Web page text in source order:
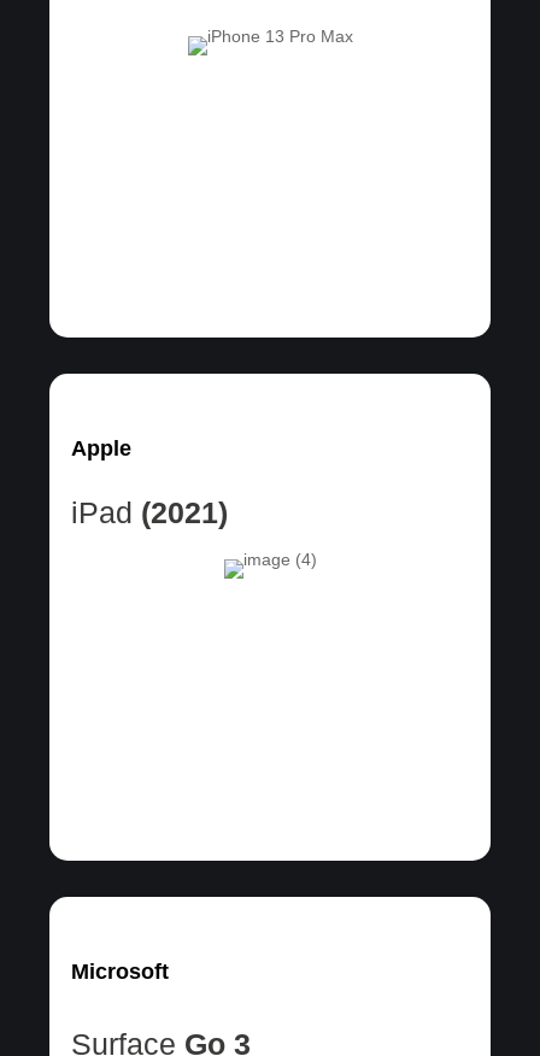
Apple
iPad (2021)
Microsoft
Surface Go 3